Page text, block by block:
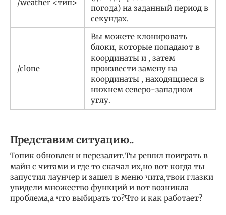
/weather <тип>
погода) на заданный период в
секундах.
/clone
Вы можете клонировать
блоки, которые попадают в
координаты и , затем
произвести замену на
координаты , находящиеся в
нижнем северо-западном
углу.
Представим ситуацию..
Топик обновлен и перезалит.Ты решил поиграть в
майн с читами и где то скачал их,но вот когда ты
запустил лаунчер и зашел в меню чита,твои глазки
увидели множество функций и вот возникла
проблема,а что выбирать то?Что и как работает?